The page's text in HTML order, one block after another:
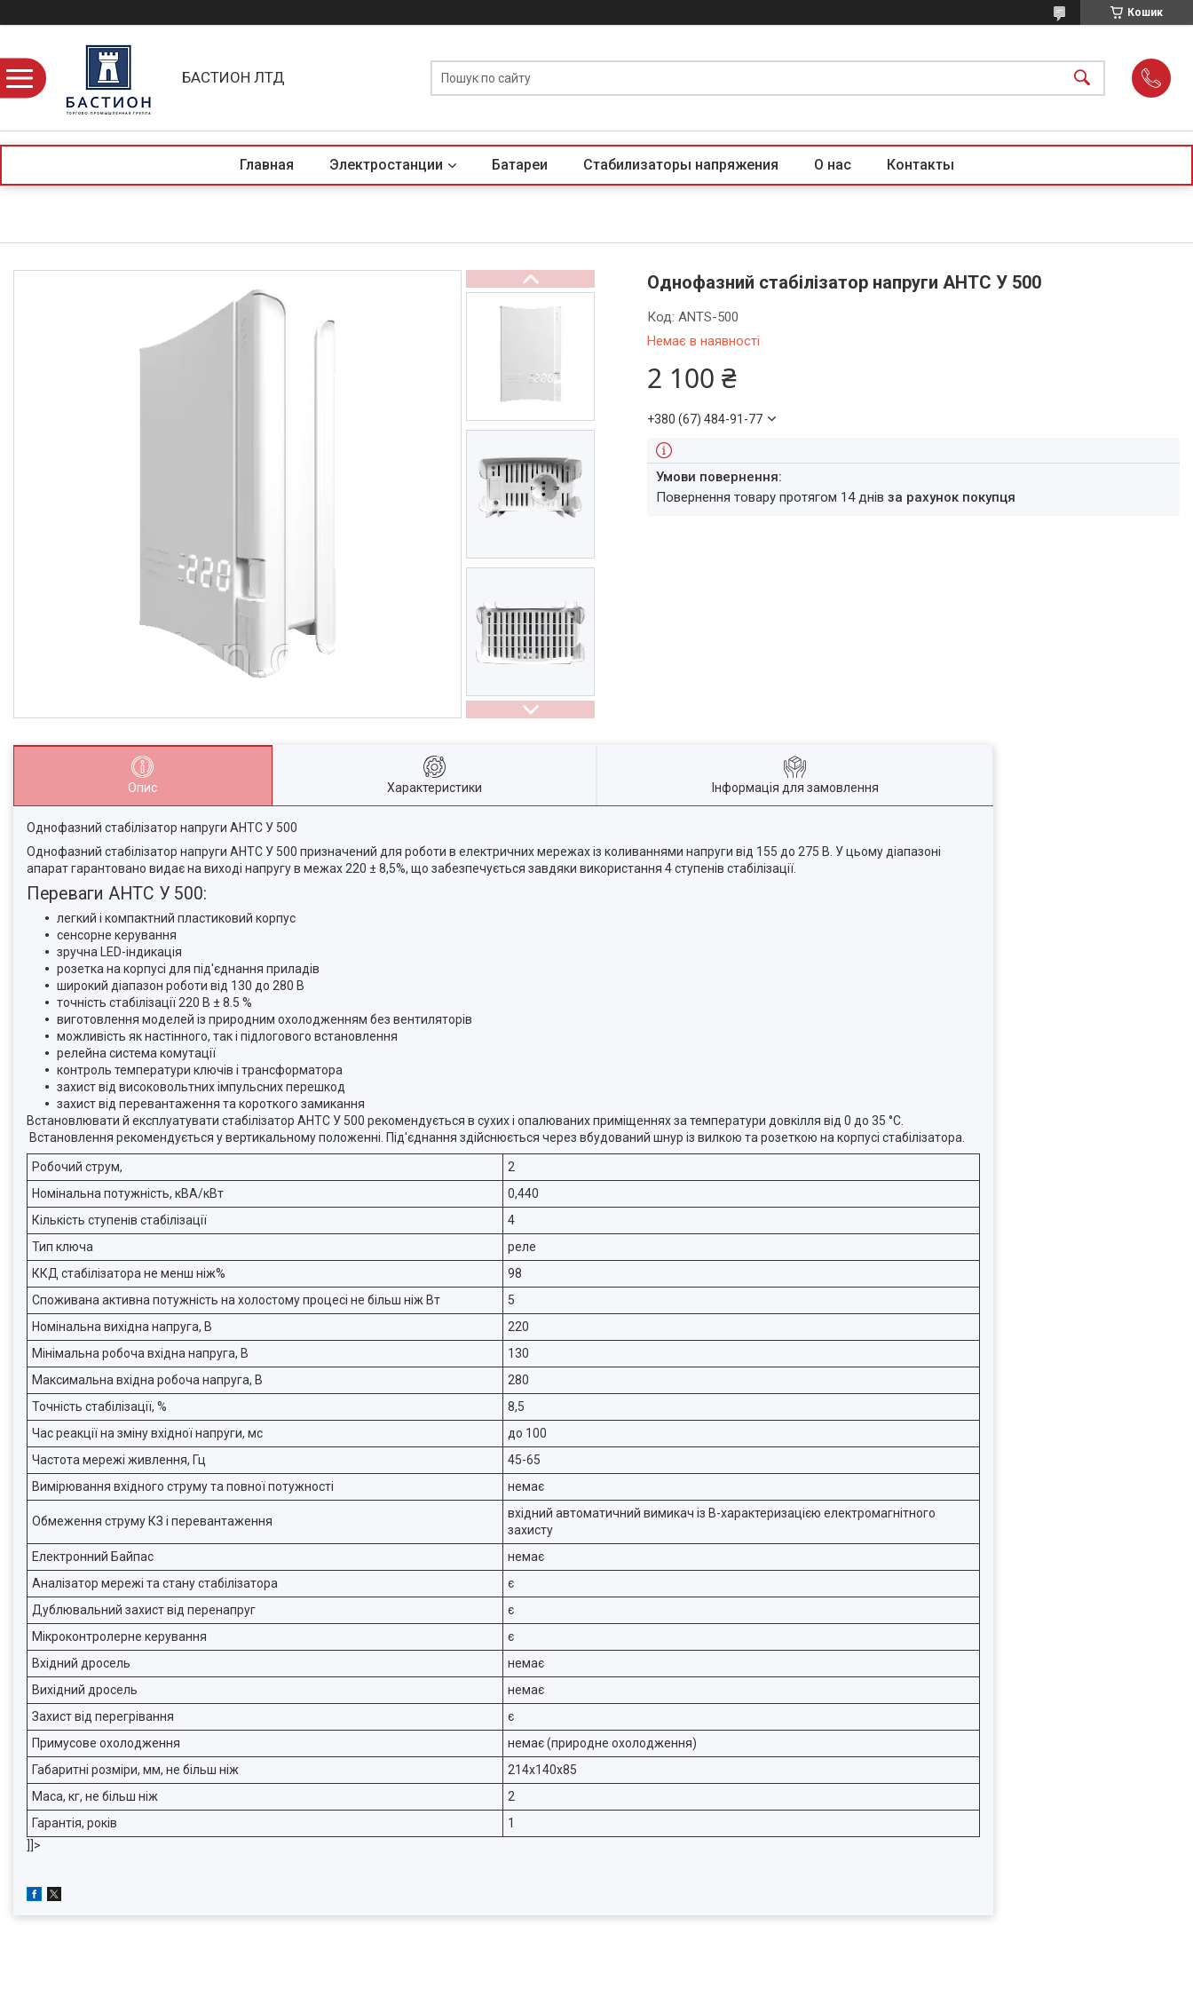
Кошик
БАСТИОН ЛТД
Главная Электростанции Батареи Стабилизаторы напряжения О нас Контакты
Однофазний стабілізатор напруги АНТС У 500
Немає в наявності
Код:ANTS-500
2 100 ₴
+380 (67) 484-91-77
повернення товару протягом 14 днівза рахунок покупця
Опис Характеристики Інформація для замовлення
Однофазний стабілізатор напруги АНТС У 500
Однофазний стабілізатор напруги АНТС У 500 призначений для роботи в електричних мережах із коливаннями напруги від 155 до 275 В. У цьому діапазоні
апарат гарантовано видає на виході напругу в межах 220 ± 8,5%, що забезпечується завдяки використання 4 ступенів стабілізації.
Переваги АНТС У 500:
легкий і компактний пластиковий корпус
сенсорне керування
зручна LED-індикація
розетка на корпусі для під'єднання приладів
широкий діапазон роботи від 130 до 280 В
точність стабілізації 220 В ± 8.5 %
виготовлення моделей із природним охолодженням без вентиляторів
можливість як настінного, так і підлогового встановлення
релейна система комутації
контроль температури ключів і трансформатора
захист від високовольтних імпульсних перешкод
захист від перевантаження та короткого замикання
Встановлювати й експлуатувати стабілізатор АНТС У 500 рекомендується в сухих і опалюваних приміщеннях за температури довкілля від 0 до 35 °C.
Встановлення рекомендується у вертикальному положенні. Під'єднання здійснюється через вбудований шнур із вилкою та розеткою на корпусі стабілізатора.
Робочий струм,
2
Номінальна потужність, кВА/кВт
0,440
Кількість ступенів стабілізації
4
Тип ключа
реле
ККД стабілізатора не менш ніж%
98
Споживана активна потужність на холостому процесі не більш ніж Вт
5
Номінальна вихідна напруга, В
220
Мінімальна робоча вхідна напруга, В
130
Максимальна вхідна робоча напруга, В
280
Точність стабілізації, %
8,5
Час реакції на зміну вхідної напруги, мс
до 100
Частота мережі живлення, Гц
45-65
Вимірювання вхідного струму та повної потужності
немає
Обмеження струму КЗ і перевантаження
вхідний автоматичний вимикач із B-характеризацією електромагнітного
захисту
Електронний Байпас
немає
Аналізатор мережі та стану стабілізатора
є
Дублювальний захист від перенапруг
є
Мікроконтролерне керування
є
Вхідний дросель
немає
Вихідний дросель
немає
Захист від перегрівання
є
Примусове охолодження
немає (природне охолодження)
Габаритні розміри, мм, не більш ніж
214х140х85
Маса, кг, не більш ніж
2
Гарантія, років
1
]]>